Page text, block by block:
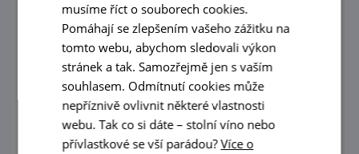
Degustace s prohlídkou výrobního a
ležáckého sklepa
20. 8. '26
Nenechte si ujít jedinečnou příležitost
nahlédnout do tajů výroby vína vinařství
Jiřího Šilinka a ochutnat jejich vína!
musíme říct o souborech cookies.
Pomáhají se zlepšením vašeho zážitku na
tomto webu, abychom sledovali výkon
stránek a tak. Samozřejmě jen s vaším
souhlasem. Odmítnutí cookies může
nepříznivě ovlivnit některé vlastnosti
webu. Tak co si dáte – stolní víno nebo
přívlastkové se vší parádou?Více o